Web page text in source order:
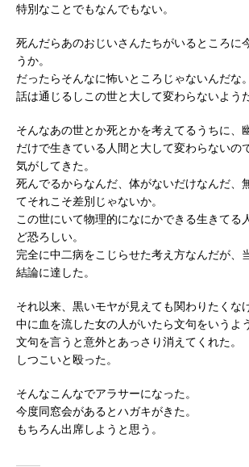
特別なことでもなんでもない。
死んだらあのおじいさんたちがいるところに
うか。
だったらそんなに怖いところじゃないんだな。
話は通じるしこの世と大して変わらないよう
そんなあの世とか死とかを考えてるうちに、
だけで生きている人間と大して変わらないの
気がしてきた。
死んでるからなんだ、体がないだけなんだ、
てそれこそ差別じゃないか。
この世にいて物理的になにかできる生きてる
ど恐ろしい。
完全に中二病をこじらせた考え方なんだが、
結論に達した。
それ以来、黒いモヤが見えても関わりたくな
中に血を流した女の人がいたら文句をいうよ
文句を言うと意外とあっさり消えてくれた。
しつこいと殴った。
そんなこんなでアラサーになった。
今度同窓会があるとハガキがきた。
もちろん出席しようと思う。